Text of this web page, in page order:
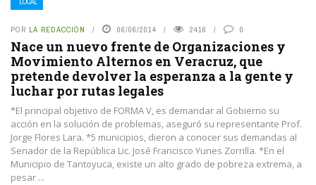
POR LA REDACCIÓN 06/06/2014 2416 0
Nace un nuevo frente de Organizaciones y
Movimiento Alternos en Veracruz, que
pretende devolver la esperanza a la gente y
luchar por rutas legales
*El principal objetivo de FORMA V, es demandar al Gobierno su
acción en la solución de problemas, aseguró su representante Prof.
Jorge Flores Lara. *5 municipios, dieron a conocer sus demandas al
Senador de la República Lic. José Francisco Yunes Zorrilla. *En el
Municipio de Tantoyuca, existe un alto grado de pobreza extrema, a
pesar ...